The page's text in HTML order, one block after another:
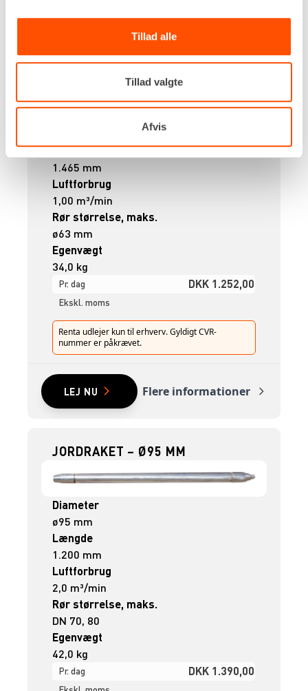
Tillad alle
Tillad valgte
Afvis
Længde
1.465 mm
Luftforbrug
1,00 m³/min
Rør størrelse, maks.
ø63 mm
Egenvægt
34,0 kg
Pr. dag DKK 1.252,00
Ekskl. moms
Renta udlejer kun til erhverv. Gyldigt CVR-
nummer er påkrævet.
LEJ NU Flere informationer
JORDRAKET – Ø95 MM
Diameter
ø95 mm
Længde
1.200 mm
Luftforbrug
2,0 m³/min
Rør størrelse, maks.
DN 70, 80
Egenvægt
42,0 kg
Pr. dag DKK 1.390,00